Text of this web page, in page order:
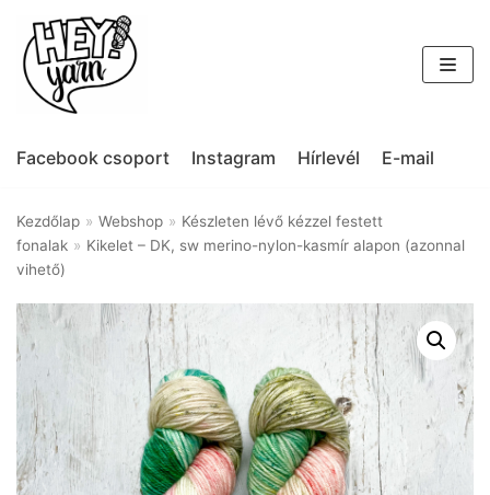
Skip
to
content
Facebook csoport Instagram Hírlevél E-mail
Kezdőlap » Webshop » Készleten lévő kézzel festett
fonalak » Kikelet – DK, sw merino-nylon-kasmír alapon (azonnal
vihető)